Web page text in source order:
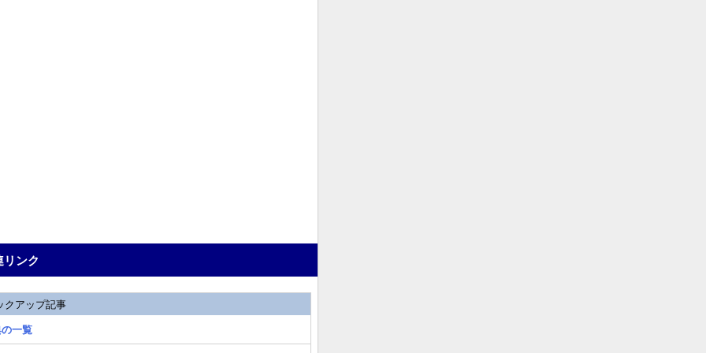
リンク
クアップ記事
一覧